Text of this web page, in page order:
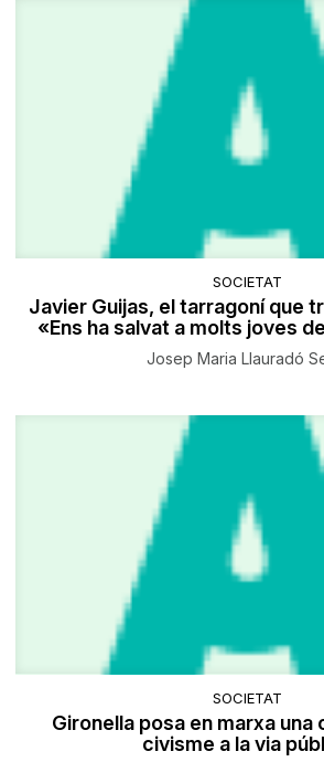
SOCIETAT
Javier Guijas, el tarragoní que
«Ens ha salvat a molts joves
Josep Maria Llauradó
SOCIETAT
Gironella posa en marxa una
civisme a la via